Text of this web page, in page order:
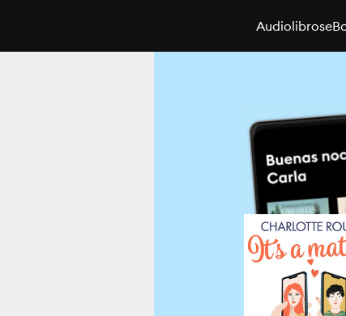
Audiolibros